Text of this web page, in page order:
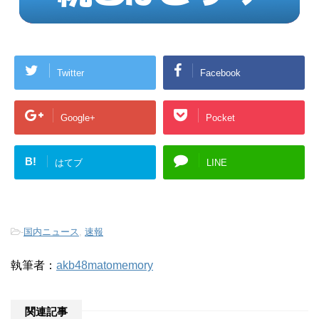
Twitter Facebook
Google+ Pocket
B! はてブ LINE
-国内ニュース, 速報
執筆者： akb48matomemory
関連記事